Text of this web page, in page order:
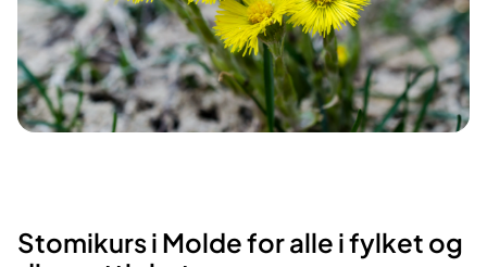
Stomikurs i Molde for alle i fylket og